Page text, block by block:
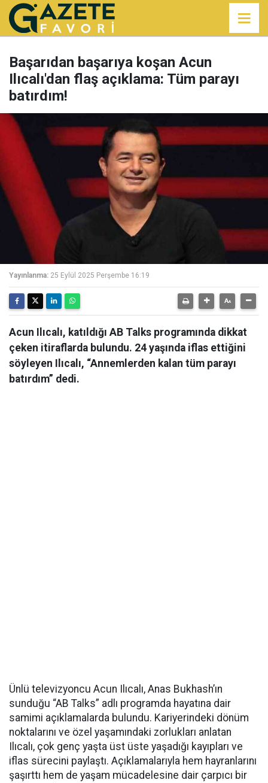
Başarıdan başarıya koşan Acun
Ilıcalı'dan flaş açıklama: Tüm parayı
batırdım!
Yayınlanma: 25 Eylül 2025 Perşembe 16:19
Acun Ilıcalı, katıldığı AB Talks programında dikkat
çeken itiraflarda bulundu. 24 yaşında iflas ettiğini
söyleyen Ilıcalı, “Annemlerden kalan tüm parayı
batırdım” dedi.
Ünlü televizyoncu Acun Ilıcalı, Anas Bukhash’ın
sunduğu “AB Talks” adlı programda hayatına dair
samimi açıklamalarda bulundu. Kariyerindeki dönüm
noktalarını ve özel yaşamındaki zorlukları anlatan
Ilıcalı, çok genç yaşta üst üste yaşadığı kayıpları ve
iflas sürecini paylaştı. Açıklamalarıyla hem hayranlarını
şaşırttı hem de yaşam mücadelesine dair çarpıcı bir